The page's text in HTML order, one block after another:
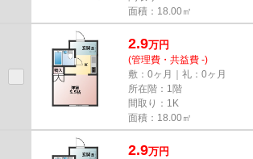
面積：18.00㎡
2.9万円
(管理費・共益費 -)
敷：0ヶ月｜礼：0ヶ月
所在階：1階
間取り：1K
面積：18.00㎡
2.9万円